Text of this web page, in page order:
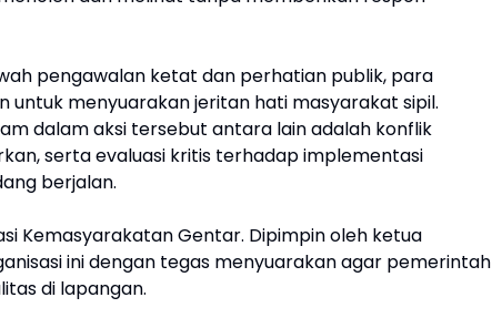
pengawalan ketat dan perhatian publik, para
untuk menyuarakan jeritan hati masyarakat sipil.
dalam aksi tersebut antara lain adalah konflik
serta evaluasi kritis terhadap implementasi
berjalan.
Kemasyarakatan Gentar. Dipimpin oleh ketua
ini dengan tegas menyuarakan agar pemerintah
di lapangan.